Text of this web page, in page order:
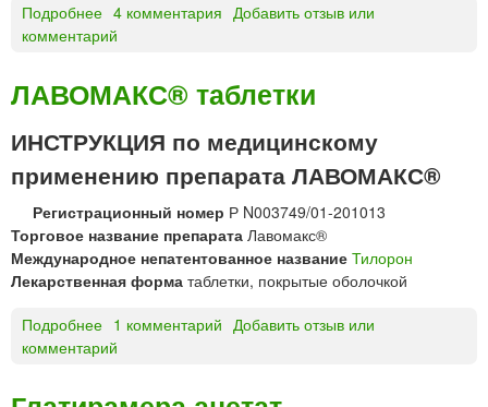
л
в
у
р
м
ш
н
Подробнее
В
Б
Э
З
И
т
а
б
л
к
4 комментария Добавить отзыв или
комментарий
ЛАВОМАКС® таблетки
ИНСТРУКЦИЯ по медицинскому
применению препарата ЛАВОМАКС®
Регистрационный номер Р N003749/01-201013
Торговое название препарата Лавомакс®
Международное непатентованное название Тилорон
Лекарственная форма таблетки, покрытые оболочкой
Подробнее
Л
1 комментарий Добавить отзыв или
комментарий